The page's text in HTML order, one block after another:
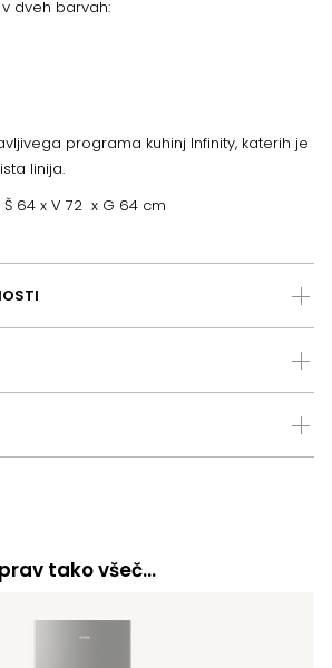
dveh barvah:
programa kuhinj Infinity, katerih je
linija.
64 x V 72 x G 64 cm
tako všeč…